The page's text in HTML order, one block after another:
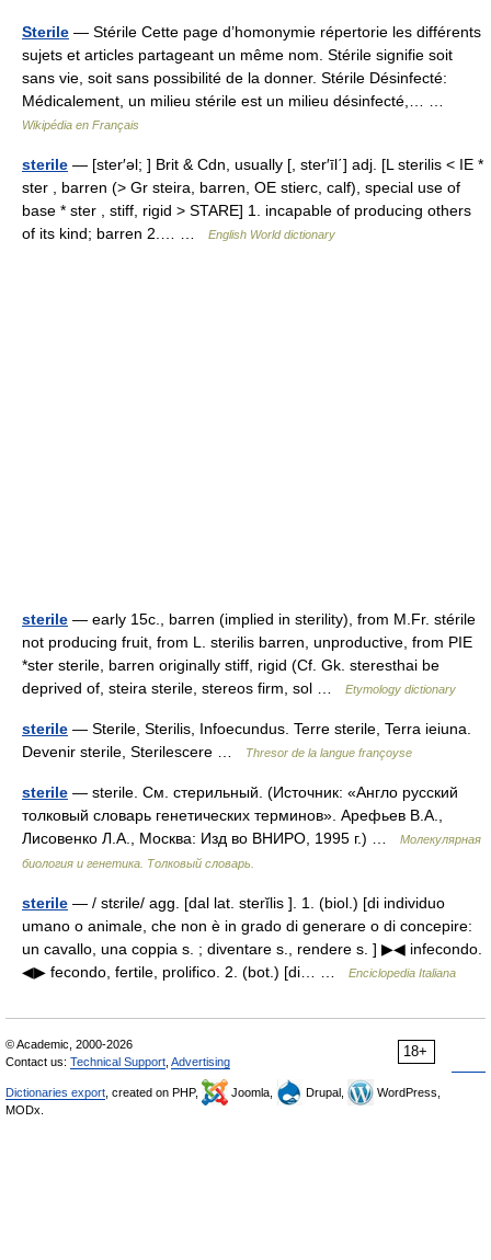
Sterile — Stérile Cette page d’homonymie répertorie les différents
sujets et articles partageant un même nom. Stérile signifie soit
sans vie, soit sans possibilité de la donner. Stérile Désinfecté:
Médicalement, un milieu stérile est un milieu désinfecté,… …
Wikipédia en Français
sterile — [ster′əl; ] Brit & Cdn, usually [, ster′īl΄] adj. [L sterilis < IE *
ster , barren (> Gr steira, barren, OE stierc, calf), special use of
base * ster , stiff, rigid > STARE] 1. incapable of producing others
of its kind; barren 2.… …
English World dictionary
sterile — early 15c., barren (implied in sterility), from M.Fr. stérile
not producing fruit, from L. sterilis barren, unproductive, from PIE
*ster sterile, barren originally stiff, rigid (Cf. Gk. steresthai be
deprived of, steira sterile, stereos firm, sol …
Etymology dictionary
sterile — Sterile, Sterilis, Infoecundus. Terre sterile, Terra ieiuna.
Devenir sterile, Sterilescere …
Thresor de la langue françoyse
sterile — sterile. См. стерильный. (Источник: «Англо русский
толковый словарь генетических терминов». Арефьев В.А.,
Лисовенко Л.А., Москва: Изд во ВНИРО, 1995 г.) …
Молекулярная
биология и генетика. Толковый словарь.
sterile — / stɛrile/ agg. [dal lat. sterĭlis ]. 1. (biol.) [di individuo
umano o animale, che non è in grado di generare o di concepire:
un cavallo, una coppia s. ; diventare s., rendere s. ] ▶◀ infecondo.
◀▶ fecondo, fertile, prolifico. 2. (bot.) [di… …
Enciclopedia Italiana
18+
© Academic, 2000-2026
Contact us: Technical Support Advertising
Dictionaries export , created on PHP, Joomla, Drupal,
WordPress,
MODx.